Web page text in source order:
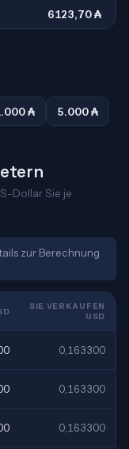
6123,70 ₳
₳ 5.000 ₳
Dollar Sie je
zur Berechnung
SIE VERKAUFEN
USD
0,163300
0,163300
0,163300